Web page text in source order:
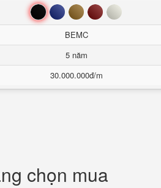
Đen Xanh Nâu Đỏ Trắng
BEMC
5 năm
30.000.000đ/m
chọn mua